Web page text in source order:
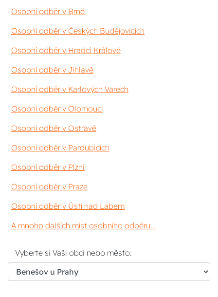
Osobní odběr v Brně
Osobní odběr v Českých Budějovicích
Osobní odběr v Hradci Králové
Osobní odběr v Jihlavě
Osobní odběr v Karlových Varech
Osobní odběr v Olomouci
Osobní odběr v Ostravě
Osobní odběr v Pardubicích
Osobní odběr v Plzni
Osobní odběr v Praze
Osobní odběr v Ústí nad Labem
A mnoho dalších míst osobního odběru...
Vyberte si Vaši obci nebo město: